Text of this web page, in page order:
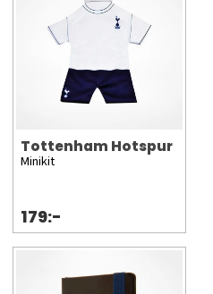
Tottenham Hotspur
Minikit
179:-